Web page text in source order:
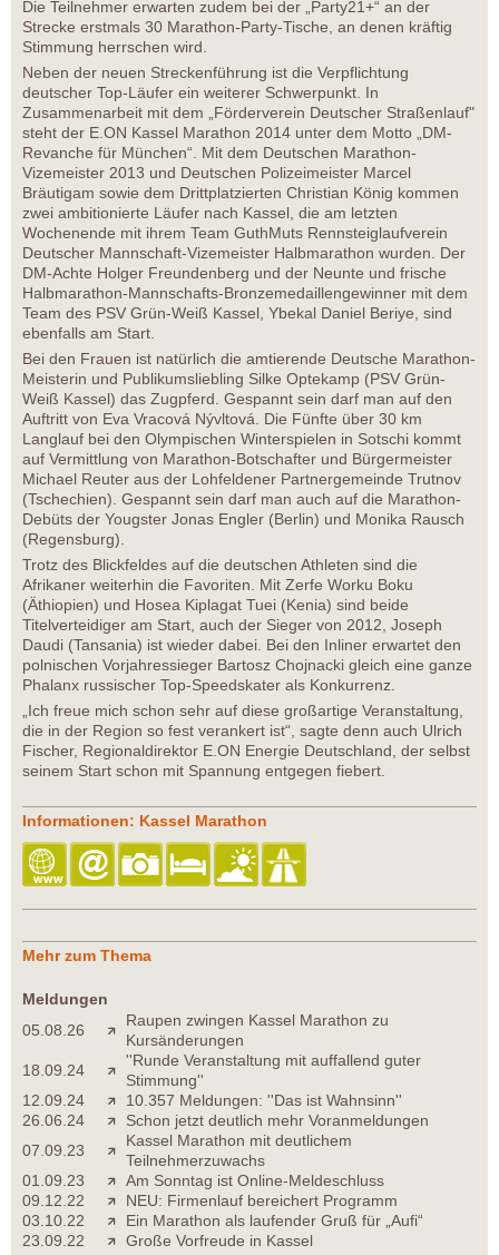
Die Teilnehmer erwarten zudem bei der „Party21+“ an der
Strecke erstmals 30 Marathon-Party-Tische, an denen kräftig
Stimmung herrschen wird.
Neben der neuen Streckenführung ist die Verpflichtung
deutscher Top-Läufer ein weiterer Schwerpunkt. In
Zusammenarbeit mit dem „Förderverein Deutscher Straßenlauf"
steht der E.ON Kassel Marathon 2014 unter dem Motto „DM-
Revanche für München“. Mit dem Deutschen Marathon-
Vizemeister 2013 und Deutschen Polizeimeister Marcel
Bräutigam sowie dem Drittplatzierten Christian König kommen
zwei ambitionierte Läufer nach Kassel, die am letzten
Wochenende mit ihrem Team GuthMuts Rennsteiglaufverein
Deutscher Mannschaft-Vizemeister Halbmarathon wurden. Der
DM-Achte Holger Freundenberg und der Neunte und frische
Halbmarathon-Mannschafts-Bronzemedaillengewinner mit dem
Team des PSV Grün-Weiß Kassel, Ybekal Daniel Beriye, sind
ebenfalls am Start.
Bei den Frauen ist natürlich die amtierende Deutsche Marathon-
Meisterin und Publikumsliebling Silke Optekamp (PSV Grün-
Weiß Kassel) das Zugpferd. Gespannt sein darf man auf den
Auftritt von Eva Vracová Nývltová. Die Fünfte über 30 km
Langlauf bei den Olympischen Winterspielen in Sotschi kommt
auf Vermittlung von Marathon-Botschafter und Bürgermeister
Michael Reuter aus der Lohfeldener Partnergemeinde Trutnov
(Tschechien). Gespannt sein darf man auch auf die Marathon-
Debüts der Yougster Jonas Engler (Berlin) und Monika Rausch
(Regensburg).
Trotz des Blickfeldes auf die deutschen Athleten sind die
Afrikaner weiterhin die Favoriten. Mit Zerfe Worku Boku
(Äthiopien) und Hosea Kiplagat Tuei (Kenia) sind beide
Titelverteidiger am Start, auch der Sieger von 2012, Joseph
Daudi (Tansania) ist wieder dabei. Bei den Inliner erwartet den
polnischen Vorjahressieger Bartosz Chojnacki gleich eine ganze
Phalanx russischer Top-Speedskater als Konkurrenz.
„Ich freue mich schon sehr auf diese großartige Veranstaltung,
die in der Region so fest verankert ist“, sagte denn auch Ulrich
Fischer, Regionaldirektor E.ON Energie Deutschland, der selbst
seinem Start schon mit Spannung entgegen fiebert.
Informationen: Kassel Marathon
Mehr zum Thema
Meldungen
05.08.26
Raupen zwingen Kassel Marathon zu
Kursänderungen
18.09.24
''Runde Veranstaltung mit auffallend guter
Stimmung''
12.09.24
10.357 Meldungen: ''Das ist Wahnsinn''
26.06.24
Schon jetzt deutlich mehr Voranmeldungen
07.09.23
Kassel Marathon mit deutlichem
Teilnehmerzuwachs
01.09.23
Am Sonntag ist Online-Meldeschluss
09.12.22
NEU: Firmenlauf bereichert Programm
03.10.22
Ein Marathon als laufender Gruß für „Aufi“
23.09.22
Große Vorfreude in Kassel